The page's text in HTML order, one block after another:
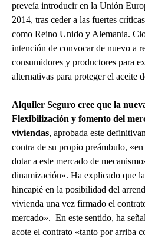
preveía introducir en la Unión
2014, tras ceder a las fuertes
como Reino Unido y Alemania.
intención de convocar de nuevo a
consumidores y productores para
alternativas para proteger el aceite
Alquiler Seguro cree que la
Flexibilización y fomento del
viviendas, aprobada este
contra de su propio preámbulo,
dotar a este mercado de
dinamización». Ha explicado que
hincapié en la posibilidad del
vivienda una vez firmado el
mercado». En este sentido, ha
acote el contrato «tanto por arriba